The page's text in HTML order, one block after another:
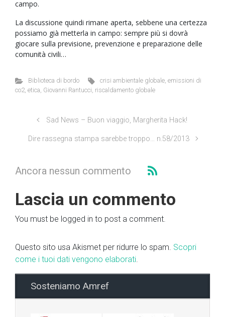
campo.
La discussione quindi rimane aperta, sebbene una certezza
possiamo già metterla in campo: sempre più si dovrà
giocare sulla previsione, prevenzione e preparazione delle
comunità civili…
Biblioteca di bordo crisi ambientale globale,emissioni di
co2, etica, Giovanni Rantucci, riscaldamento globale
Sad News – Buon viaggio, Margherita Hack!
Dire rassegna stampa sarebbe troppo… n.58/2013
Ancora nessun commento
Lascia un commento
You must be logged in to post a comment.
Questo sito usa Akismet per ridurre lo spam. Scopri
come i tuoi dati vengono elaborati.
Sosteniamo Amref